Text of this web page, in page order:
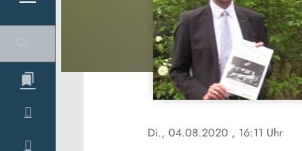
Di., 04.08.2020 , 16:11 Uhr